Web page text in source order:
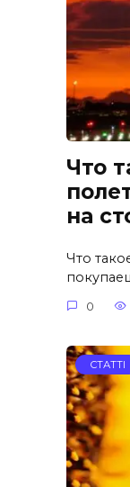
Что
на
Что
0
СТАТТІ